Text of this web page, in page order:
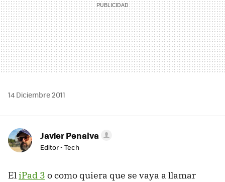
14 Diciembre 2011
Javier Penalva
Editor - Tech
EliPad 3 o como quiera que se vaya a llamar